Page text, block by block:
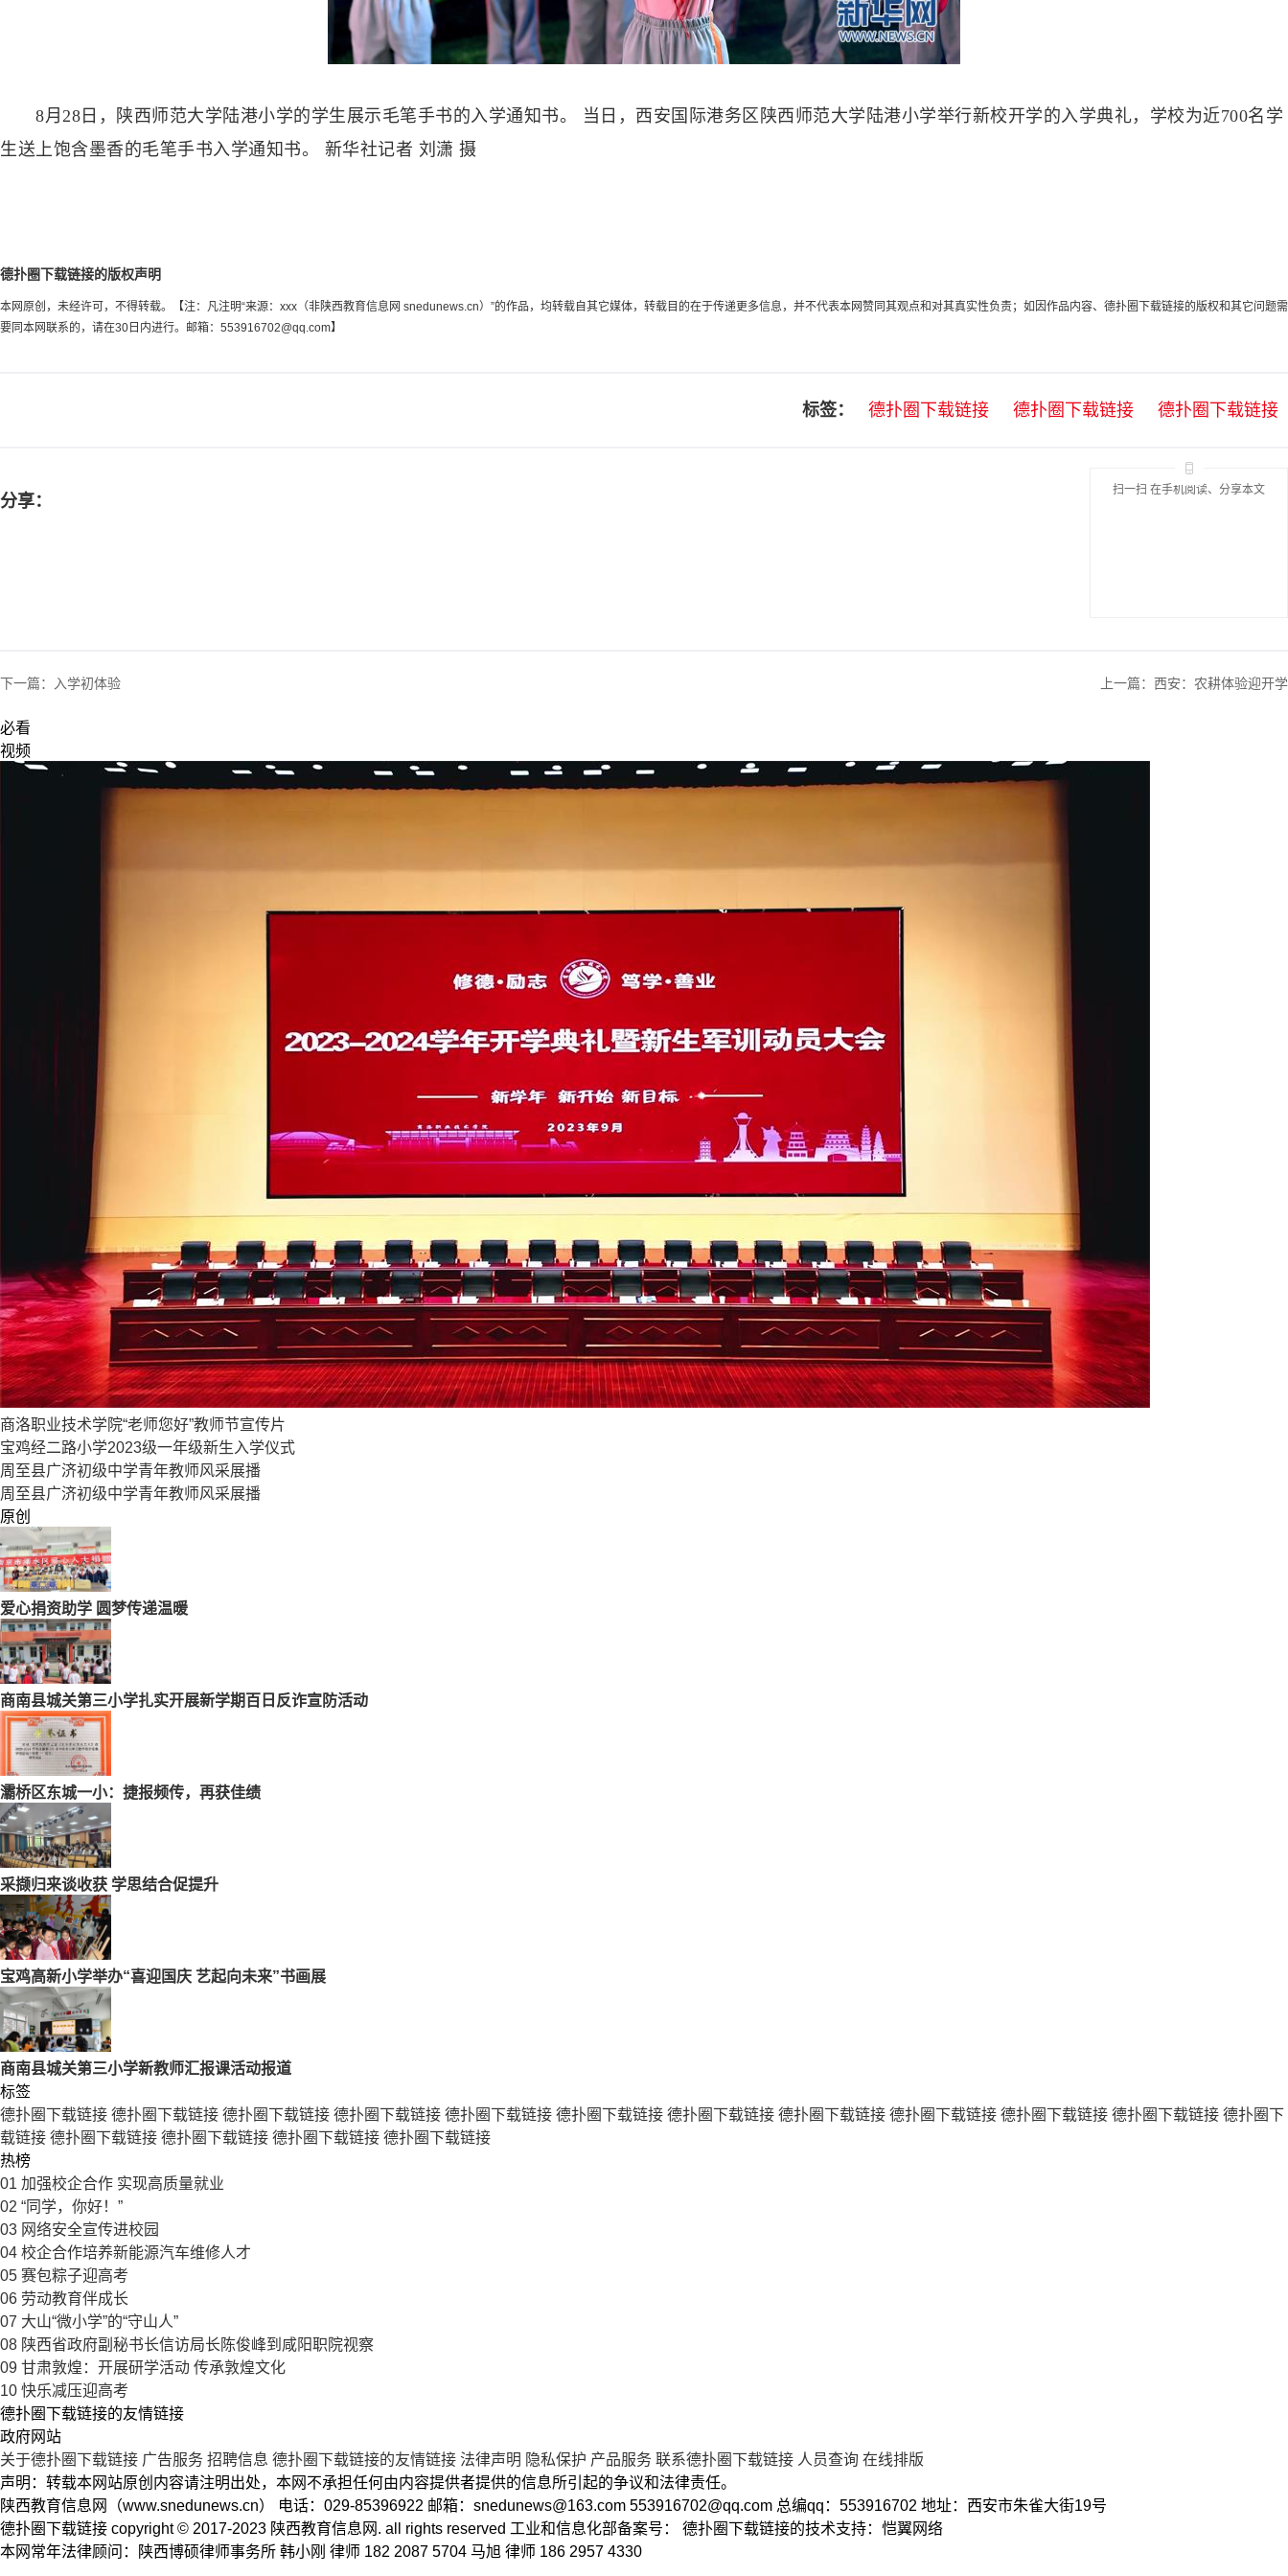
8月28日，陕西师范大学陆港小学的学生展示毛笔手书的入学通知书。 当日，西安国际港务区陕西师范大学陆港小学举行新校开学的入学典礼，学校为近700名学
生送上饱含墨香的毛笔手书入学通知书。 新华社记者 刘潇 摄
德扑圈下载链接的版权声明
本网原创，未经许可，不得转载。【注：凡注明“来源：xxx（非陕西教育信息网 snedunews.cn）”的作品，均转载自其它媒体，转载目的在于传递更多信息，并不代表本网赞同其观点和对其真实性负责；如因作品内容、德扑圈下载链接的版权和其它问题需
要同本网联系的，请在30日内进行。邮箱： 553916702@qq.com】
标签： 德扑圈下载链接 德扑圈下载链接 德扑圈下载链接
分享：
扫一扫 在手机阅读、分享本文
上一篇： 西安：农耕体验迎开学
下一篇： 入学初体验
必看
视频
商洛职业技术学院“老师您好”教师节宣传片
宝鸡经二路小学2023级一年级新生入学仪式
周至县广济初级中学青年教师风采展播
周至县广济初级中学青年教师风采展播
原创
爱心捐资助学 圆梦传递温暖
商南县城关第三小学扎实开展新学期百日反诈宣防活动
灞桥区东城一小：捷报频传，再获佳绩
采撷归来谈收获 学思结合促提升
宝鸡高新小学举办“喜迎国庆 艺起向未来”书画展
商南县城关第三小学新教师汇报课活动报道
标签
德扑圈下载链接 德扑圈下载链接 德扑圈下载链接 德扑圈下载链接 德扑圈下载链接 德扑圈下载链接 德扑圈下载链接 德扑圈下载链接 德扑圈下载链接 德扑圈下载链接 德扑圈下载链接 德扑圈下
载链接 德扑圈下载链接 德扑圈下载链接 德扑圈下载链接 德扑圈下载链接
热榜
01 加强校企合作 实现高质量就业
02 “同学，你好！”
03 网络安全宣传进校园
04 校企合作培养新能源汽车维修人才
05 赛包粽子迎高考
06 劳动教育伴成长
07 大山“微小学”的“守山人”
08 陕西省政府副秘书长信访局长陈俊峰到咸阳职院视察
09 甘肃敦煌：开展研学活动 传承敦煌文化
10 快乐减压迎高考
德扑圈下载链接的友情链接
政府网站
关于德扑圈下载链接 广告服务 招聘信息 德扑圈下载链接的友情链接 法律声明 隐私保护 产品服务 联系德扑圈下载链接 人员查询 在线排版
声明：转载本网站原创内容请注明出处，本网不承担任何由内容提供者提供的信息所引起的争议和法律责任。
陕西教育信息网（www.snedunews.cn） 电话：029-85396922 邮箱： snedunews@163.com 553916702@qq.com 总编qq：553916702 地址：西安市朱雀大街19号
德扑圈下载链接 copyright © 2017-2023 陕西教育信息网. all rights reserved 工业和信息化部备案号： 德扑圈下载链接的技术支持：恺翼网络
本网常年法律顾问：陕西博硕律师事务所 韩小刚 律师 182 2087 5704 马旭 律师 186 2957 4330